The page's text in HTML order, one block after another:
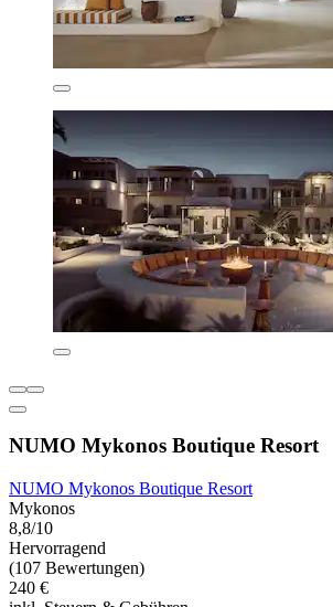
NUMO Mykonos Boutique Resort
NUMO Mykonos Boutique Resort
Mykonos
8,8/10
Hervorragend
(107 Bewertungen)
240 €